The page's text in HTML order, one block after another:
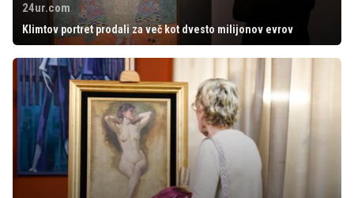
24ur.com
Klimtov portret prodali za več kot dvesto milijonov evrov